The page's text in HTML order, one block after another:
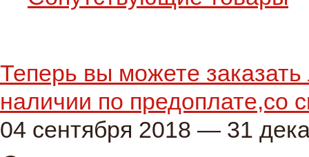
Теперь вы можете
наличии по предоплате,со
04 сентября 2018 — 31